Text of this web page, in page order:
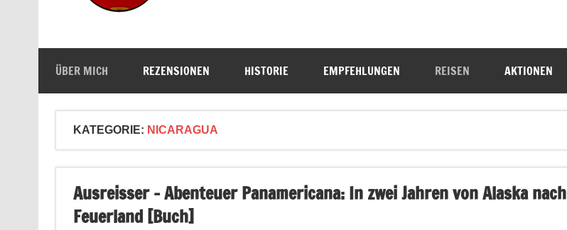
ÜBER MICH REZENSIONEN HISTORIE EMPFEHLUNGEN REISEN AKTIONEN
KATEGORIE: NICARAGUA
Ausreisser – Abenteuer Panamericana: In zwei Jahren von Alaska nach
Feuerland [Buch]